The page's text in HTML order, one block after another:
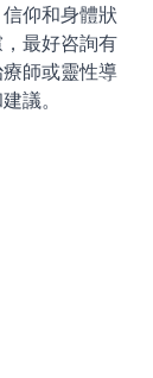
仰和身體狀
最好咨詢有
師或靈性導
議。